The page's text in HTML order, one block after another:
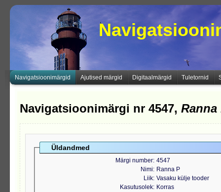
Navigatsioonimärgid Ajutised märgid Digitaalmärgid Tuletornid
Navigatsioonimärgi nr 4547, Ranna
Üldandmed
Märgi number 4547
Nimi
Ranna P
Liik Vasaku külje tooder
Kasutusolek
Korras